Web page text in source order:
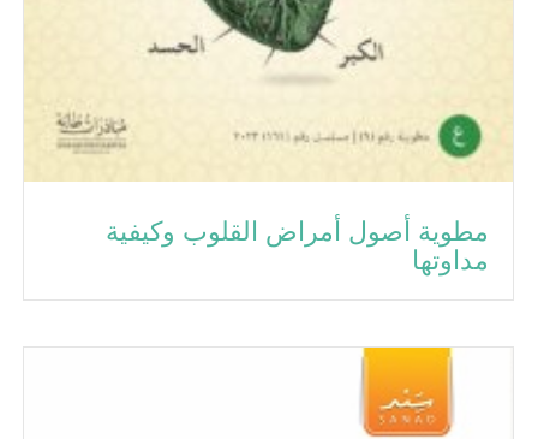
مطوية أصول أمراض القلوب وكيفية
مداوتها